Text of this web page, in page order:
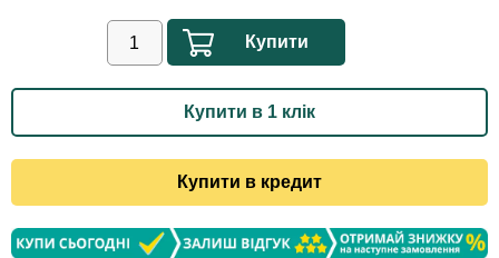
Купити
Купити в 1 клік
Купити в кредит